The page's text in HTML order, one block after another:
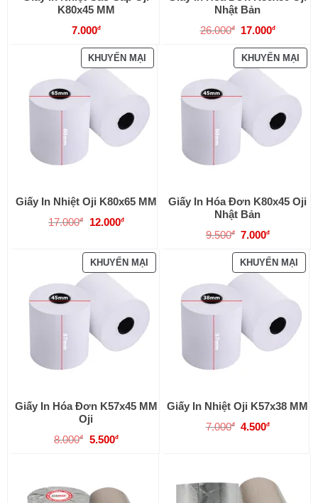
K80x45 MM
7.000đ
Nhật Bản
26.000đ
Giá
là:
26.000đ.
17.000đGiá
tại
là:
17.000đ.
KHUYẾN MẠI
GIẢM
GIÁ
Giấy In Nhiệt Oji K80x65 MM
17.000đ
Giá
17.000đ.
12.000đGiá
là:
12.000đ.
KHUYẾN MẠI
GIÁ
Giấy In Hóa Đơn K80x45 Oji
Nhật Bản
9.500đ
Giá
là:
9.500đ.
7.000đGiá
tại
là:
7.000đ.
KHUYẾN MẠISẢN
GIẢM
GIÁ
Giấy In Hóa Đơn K57x45 MM
Oji
8.000đ
Giá
5.500đGiá
KHUYẾN MẠISẢN
GIÁ
Giấy In Nhiệt Oji K57x38 MM
7.000đ
Giá
4.500đGiá